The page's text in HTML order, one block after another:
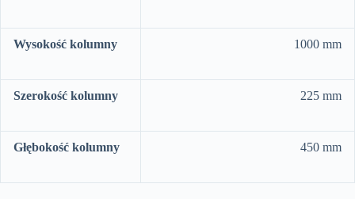
Wysokość kolumny 1000 mm
Szerokość kolumny 225 mm
Głębokość kolumny 450 mm